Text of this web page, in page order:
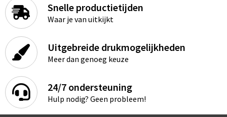
Snelle productietijden
Waar je van uitkijkt
Uitgebreide drukmogelijkheden
Meer dan genoeg keuze
24/7 ondersteuning
Hulp nodig? Geen probleem!